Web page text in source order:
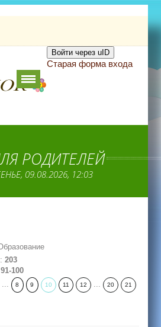
Войти через uID
Старая форма входа
РОДИТЕЛЕЙ
09.08.2026, 12:03
:203
91-100
... 8 9 10 11 12 ... 20 21